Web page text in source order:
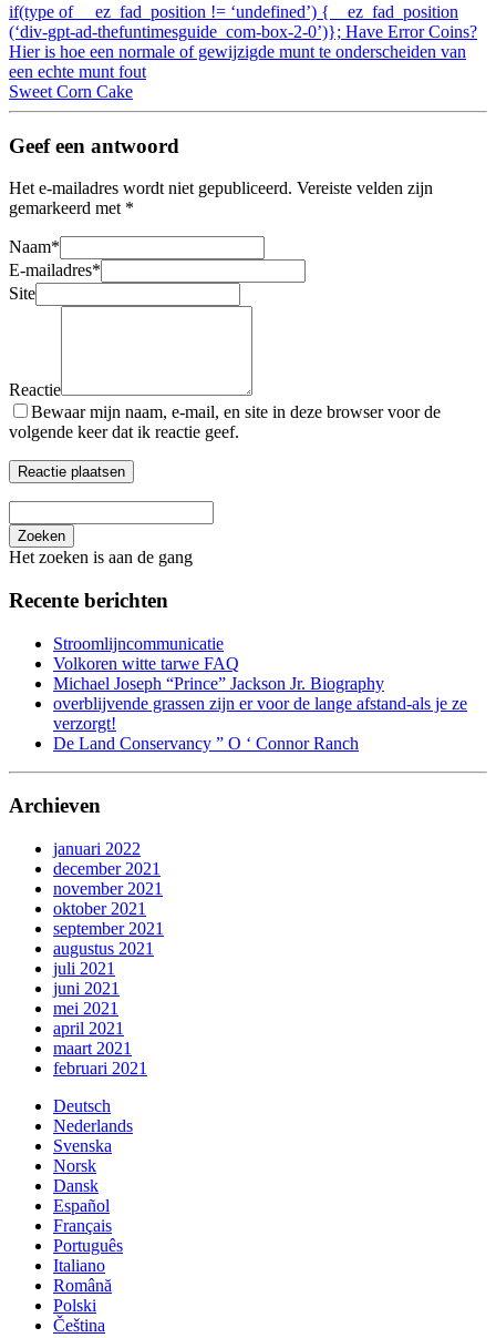
if(type of __ez_fad_position != ‘undefined’) {__ez_fad_position
(‘div-gpt-ad-thefuntimesguide_com-box-2-0’)}; Have Error Coins?
Hier is hoe een normale of gewijzigde munt te onderscheiden van
een echte munt fout
Sweet Corn Cake
Geef een antwoord
Het e-mailadres wordt niet gepubliceerd. Vereiste velden zijn
gemarkeerd met *
Naam*
E-mailadres*
Site
Reactie
Bewaar mijn naam, e-mail, en site in deze browser voor de
volgende keer dat ik reactie geef.
Zoeken
Het zoeken is aan de gang
Recente berichten
Stroomlijncommunicatie
Volkoren witte tarwe FAQ
Michael Joseph “Prince” Jackson Jr. Biography
overblijvende grassen zijn er voor de lange afstand-als je ze
verzorgt!
De Land Conservancy ” O ‘ Connor Ranch
Archieven
januari 2022
december 2021
november 2021
oktober 2021
september 2021
augustus 2021
juli 2021
juni 2021
mei 2021
april 2021
maart 2021
februari 2021
Deutsch
Nederlands
Svenska
Norsk
Dansk
Español
Français
Português
Italiano
Română
Polski
Čeština